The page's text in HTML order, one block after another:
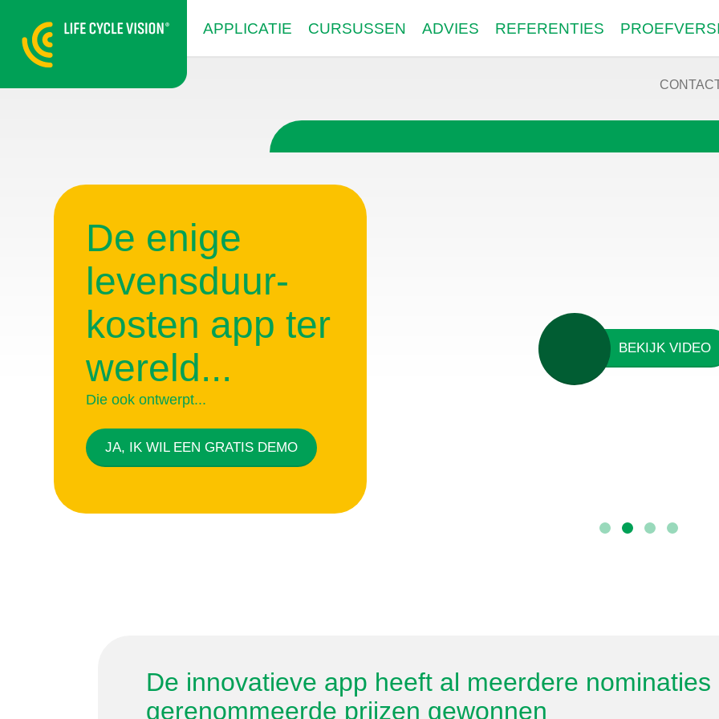
APPLICATIE CURSUSSEN ADVIES REFERENTIES
BEKIJK VIDEO
De enige
levensduur-
kosten app ter
wereld...
Die ook ontwerpt...
JA, IK WIL EEN GRATIS DEMO
Vind sneller
de meest
duurzame
integrale
oplossing!
binnen elk beschikbaar budget
De innovatieve app heeft al meerdere nominaties
gerenommeerde prijzen gewonnen